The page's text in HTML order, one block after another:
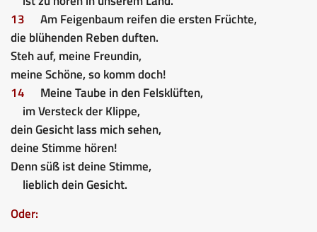
13
Am Feigenbaum reifen die ersten Früchte,
die blühenden Reben duften.
Steh auf, meine Freundin,
meine Schöne, so komm doch!
14
Meine Taube in den Felsklüften,
im Versteck der Klippe,
dein Gesicht lass mich sehen,
deine Stimme hören!
Denn süß ist deine Stimme,
lieblich dein Gesicht.
Oder: